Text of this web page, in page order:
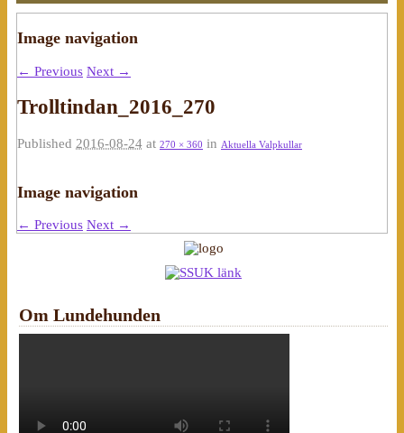
Image navigation
← Previous Next →
Trolltindan_2016_270
Published 2016-08-24 at 270 × 360 in Aktuella Valpkullar
Image navigation
← Previous Next →
Om Lundehunden